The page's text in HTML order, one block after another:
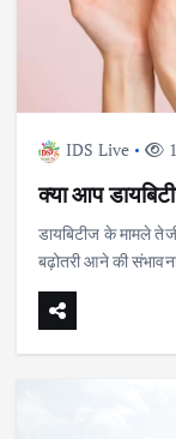
IDS Live
क्या आप
डायबिटीज के मामले
बढ़ोतरी आने की